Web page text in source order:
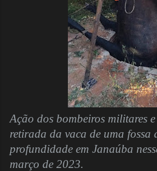
Ação dos bombeiros militares
retirada da vaca de uma fossa
profundidade em Janaúba
março de 2023.